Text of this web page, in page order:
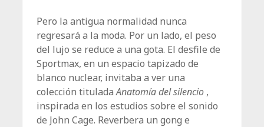
Pero la antigua normalidad nunca
regresará a la moda. Por un lado, el peso
del lujo se reduce a una gota. El desfile de
Sportmax, en un espacio tapizado de
blanco nuclear, invitaba a ver una
colección tituladaAnatomía del silencio ,
inspirada en los estudios sobre el sonido
de John Cage. Reverbera un gong e